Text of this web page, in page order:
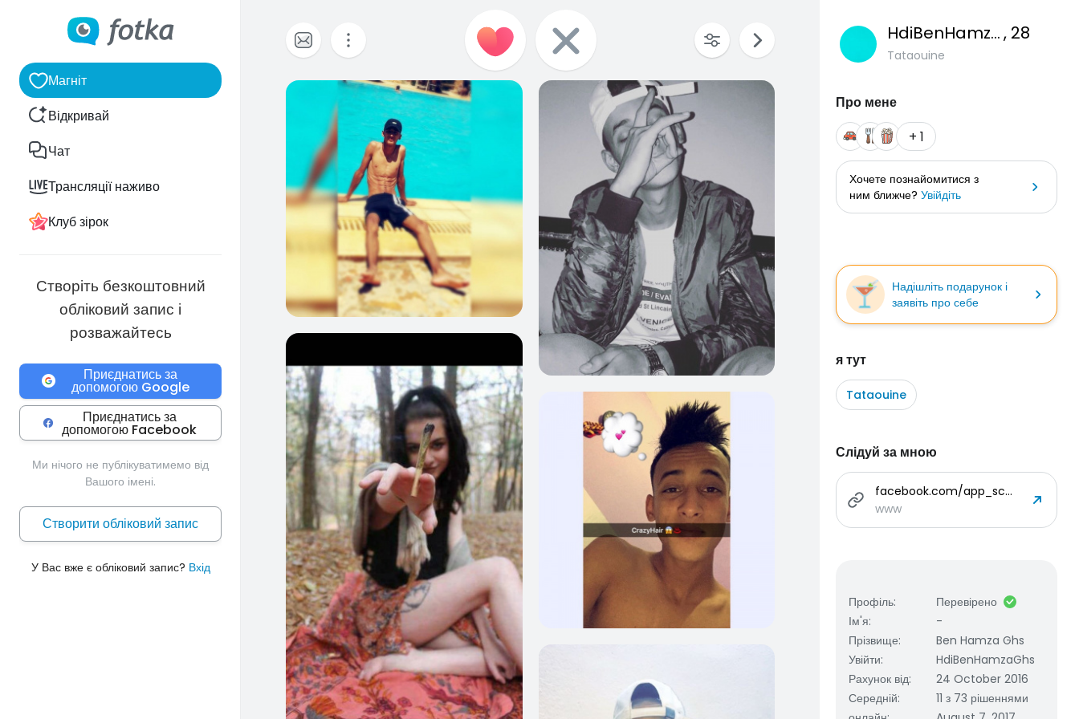
Магніт
Відкривай
Чат
Трансляції наживо
Клуб зірок
Створіть безкоштовний
обліковий запис і
розважайтесь
Приєднатись за
допомогою Google
Приєднатись за
допомогою Facebook
Ми нічого не публікуватимемо від
Вашого імені.
Створити обліковий запис
У Вас вже є обліковий запис? Вхід
0
0
HdiBenHamzaGhs, 28
Tataouine
Про мене
+ 1
Хочете познайомитися з
ним ближче? Увійдіть
Надішліть подарунок і
заявіть про себе
я тут
Tataouine
Слідуй за мною
facebook.com/app_scoped_user_id/266892010332884/
www
Профіль:
Перевірено
Ім'я:
-
Прізвище:
Ben Hamza Ghs
Увійти:
HdiBenHamzaGhs
Рахунок від:
24 October 2016
Середній:
11 з 73 рішеннями